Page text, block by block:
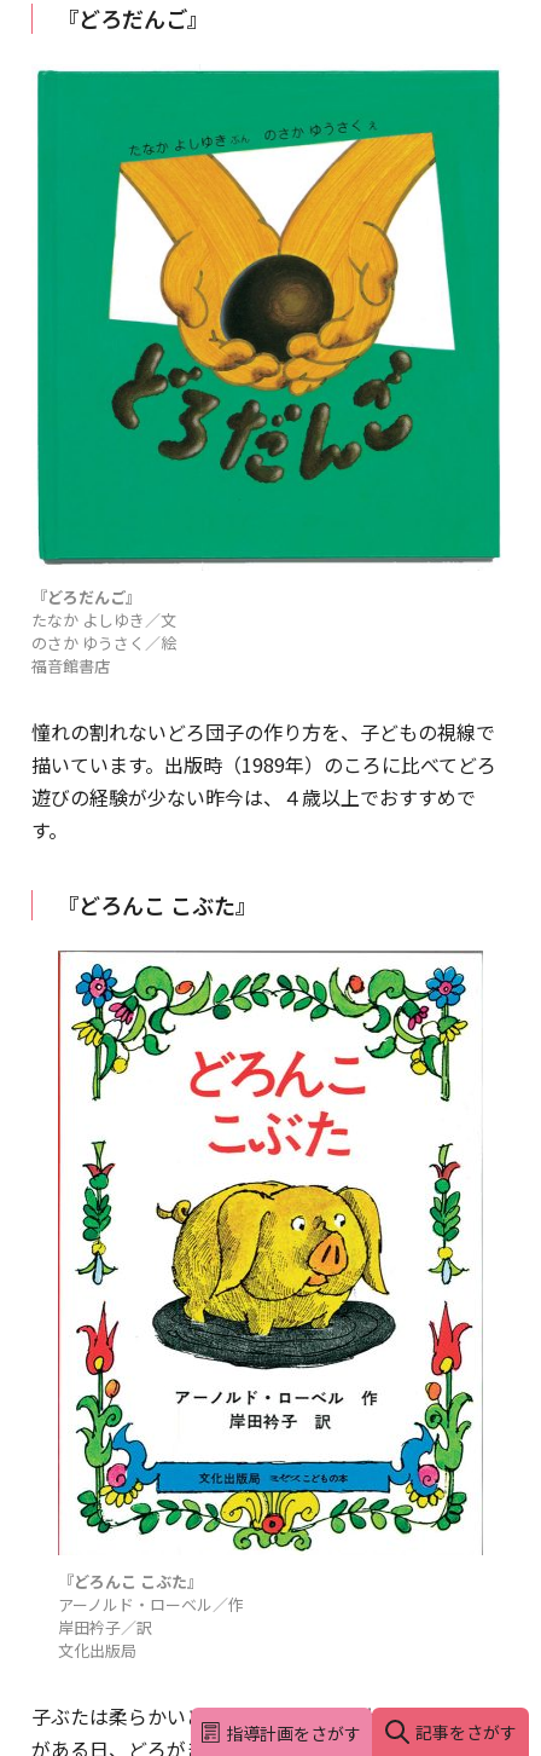
『どろだんご』
『どろだんご』
たなか よしゆき／文
のさか ゆうさく／絵
福音館書店
憧れの割れないどろ団子の作り方を、子どもの視線で
描いています。出版時（1989年）のころに比べてどろ
遊びの経験が少ない昨今は、４歳以上でおすすめで
す。
『どろんこ こぶた』
『どろんこ こぶた』
アーノルド・ローベル／作
岸田衿子／訳
文化出版局
子ぶたは柔らかいどろんこに沈むのが大好き。ところ
がある日、どろがきれいに掃除され、怒った子ぶたは
指導計画をさがす 記事をさがす